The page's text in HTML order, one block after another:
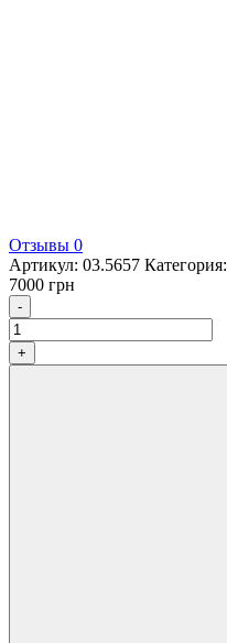
Отзывы 0
Артикул: 03.5657 Категория:
7000 грн
- Количество
+